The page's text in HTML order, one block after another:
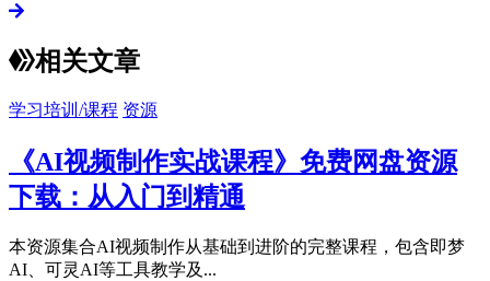
相关文章
学习培训/课程 资源
《AI视频制作实战课程》免费网盘资源
下载：从入门到精通
本资源集合AI视频制作从基础到进阶的完整课程，包含即梦
AI、可灵AI等工具教学及...